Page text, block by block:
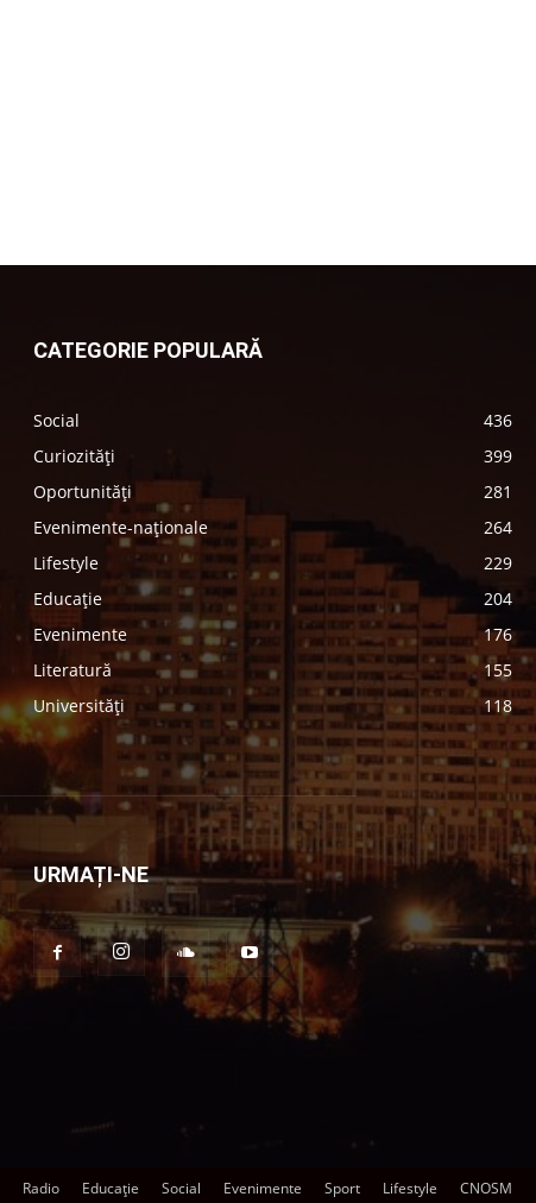
CATEGORIE POPULARĂ
Social
436
Curiozități
399
Oportunități
281
Evenimente-naționale
264
Lifestyle
229
Educație
204
Evenimente
176
Literatură
155
Universități
118
URMAȚI-NE
Radio Educație Social Evenimente Sport Lifestyle CNOSM